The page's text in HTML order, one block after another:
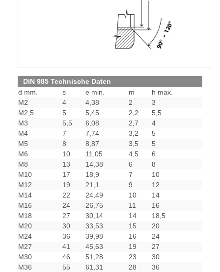
DIN 985 Technische Daten
d mm.
s e min. m
h max.
M2
4 4,38 2
3
M2,5
5 5,45 2,2
5,5
M3
5,5 6,08 2,7
4
M4
7 7,74 3,2
5
M5
8 8,87 3,5
5
M6
10 11,05 4,5
6
M8
13 14,38 6
8
M10
17 18,9 7
10
M12
19 21,1 9
12
M14
22 24,49 10
14
M16
24 26,75 11
16
M18
27 30,14 14
18,5
M20
30 33,53 15
20
M24
36 39,98 16
24
M27
41 45,63 19
27
M30
46 51,28 23
30
M36
55 61,31 28 36